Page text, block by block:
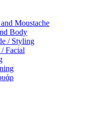
Moustache
Body
/ Styling
/ Facial